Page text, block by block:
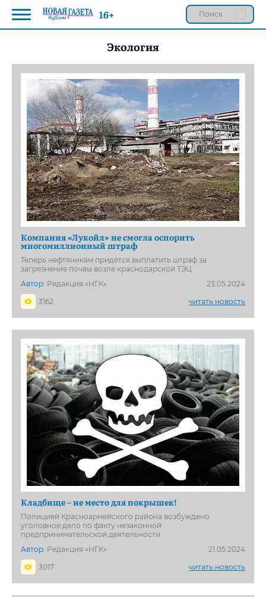
Экология
Компания «Лукойл» не смогла оспорить
многомиллионный штраф
Теперь нефтяникам придётся выплатить штраф за
загрязнение почвы возле краснодарской ТЭЦ
Автор: Редакция «НГК»
23.05.2024
3162
читать новость
Кладбище – не место для покрышек!
Полицией Красноармейского района возбуждено
уголовное дело по факту незаконной
предпринимательской деятельности
Автор: Редакция «НГК»
21.05.2024
3017
читать новость
16+